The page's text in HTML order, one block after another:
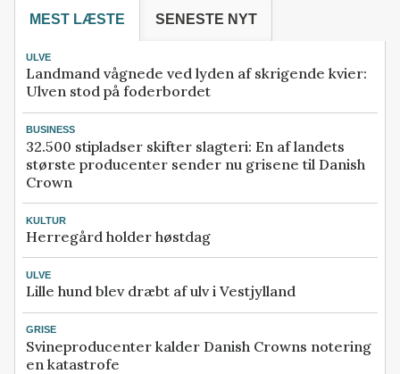
MEST LÆSTE SENESTE NYT
ULVE
Landmand vågnede ved lyden af skrigende kvier:
Ulven stod på foderbordet
BUSINESS
32.500 stipladser skifter slagteri: En af landets
største producenter sender nu grisene til Danish
Crown
KULTUR
Herregård holder høstdag
ULVE
Lille hund blev dræbt af ulv i Vestjylland
GRISE
Svineproducenter kalder Danish Crowns notering
en katastrofe